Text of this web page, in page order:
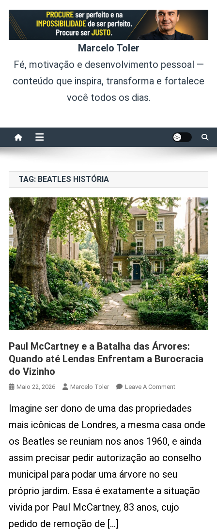
content
Marcelo Toler
Fé, motivação e desenvolvimento pessoal —
conteúdo que inspira, transforma e fortalece
você todos os dias.
TAG: BEATLES HISTÓRIA
Paul McCartney e a Batalha das Árvores:
Quando até Lendas Enfrentam a Burocracia
do Vizinho
Maio 22, 2026 Marcelo Toler Leave A CommentOn
McCartney
Batalha
Quando
Lendas
Enfrentam
Imagine ser dono de uma das propriedades
mais icônicas de Londres, a mesma casa onde
os Beatles se reuniam nos anos 1960, e ainda
assim precisar pedir autorização ao conselho
municipal para podar uma árvore no seu
próprio jardim. Essa é exatamente a situação
vivida por Paul McCartney, 83 anos, cujo
pedido de remoção de […]